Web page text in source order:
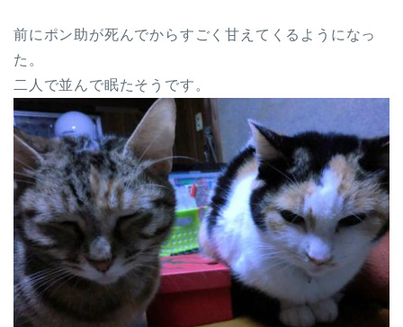
前にポン助が死んでからすごく甘えてくるようになっ
た。
二人で並んで眠たそうです。